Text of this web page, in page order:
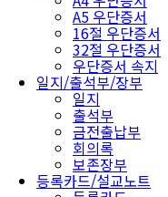
A5 우단증서
16절 우단증서
32절 우단증서
우단증서 속지
일지/출석부/장부
일지
출석부
금전출납부
회의록
보존장부
등록카드/설교노트